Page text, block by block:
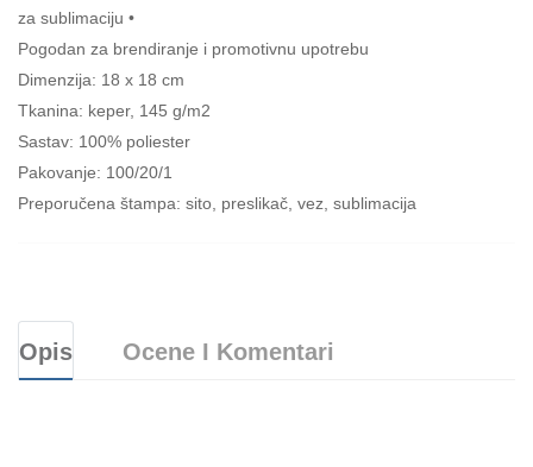
za sublimaciju •
Pogodan za brendiranje i promotivnu upotrebu
Dimenzija: 18 x 18 cm
Tkanina: keper, 145 g/m2
Sastav: 100% poliester
Pakovanje: 100/20/1
Preporučena štampa: sito, preslikač, vez, sublimacija
Opis Ocene I Komentari